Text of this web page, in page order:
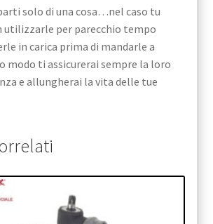
solo di una cosa…nel caso tu
utilizzarle per parecchio tempo
in carica prima di mandarle a
modo ti assicurerai sempre la loro
e allungherai la vita delle tue